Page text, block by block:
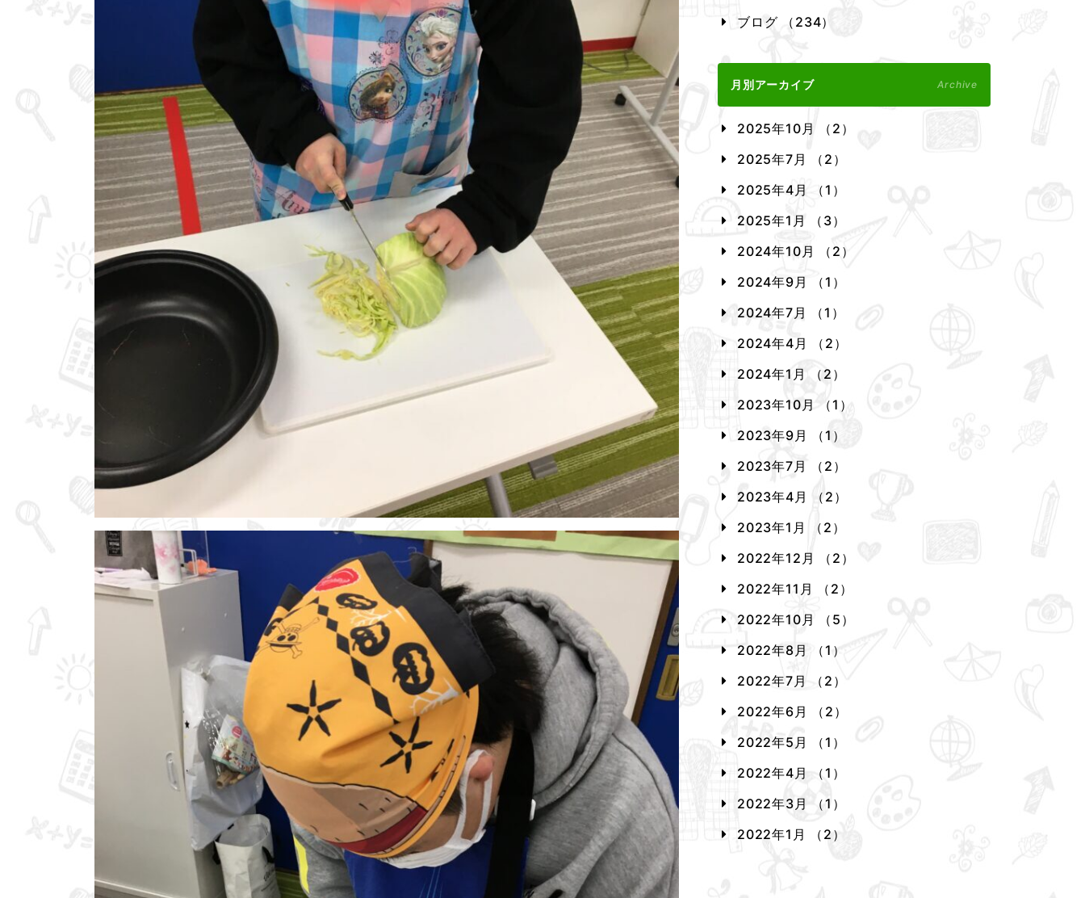
ブログ （234）
月別アーカイブ Archive
2025年10月 （2）
2025年7月 （2）
2025年4月 （1）
2025年1月 （3）
2024年10月 （2）
2024年9月 （1）
2024年7月 （1）
2024年4月 （2）
2024年1月 （2）
2023年10月 （1）
2023年9月 （1）
2023年7月 （2）
2023年4月 （2）
2023年1月 （2）
2022年12月 （2）
2022年11月 （2）
2022年10月 （5）
2022年8月 （1）
2022年7月 （2）
2022年6月 （2）
2022年5月 （1）
2022年4月 （1）
2022年3月 （1）
2022年1月 （2）